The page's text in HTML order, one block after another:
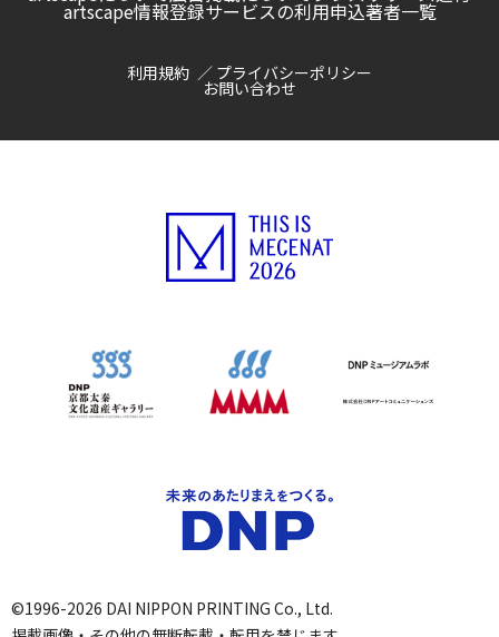
artscape情報登録サービスの利用申込著者一覧
利用規約 プライバシーポリシー
お問い合わせ
©1996-2026 DAI NIPPON PRINTING Co., Ltd.